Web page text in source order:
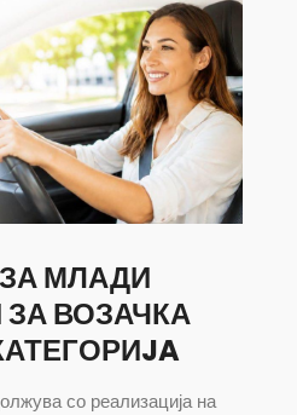
МЛАДИ
ВОЗАЧКА
со реализација на